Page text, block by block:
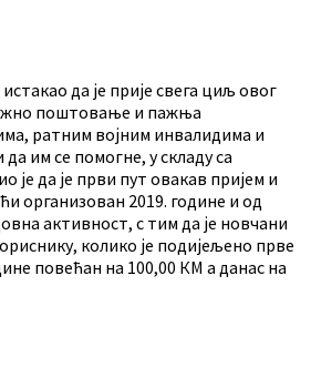
да је прије свега циљ овог
поштовање и пажња
ратним војним инвалидима и
им се помогне, у складу са
је да је први пут овакав пријем и
организован 2019. године и од
активност, с тим да је новчани
колико је подијељено прве
повећан на 100,00 КМ а данас на